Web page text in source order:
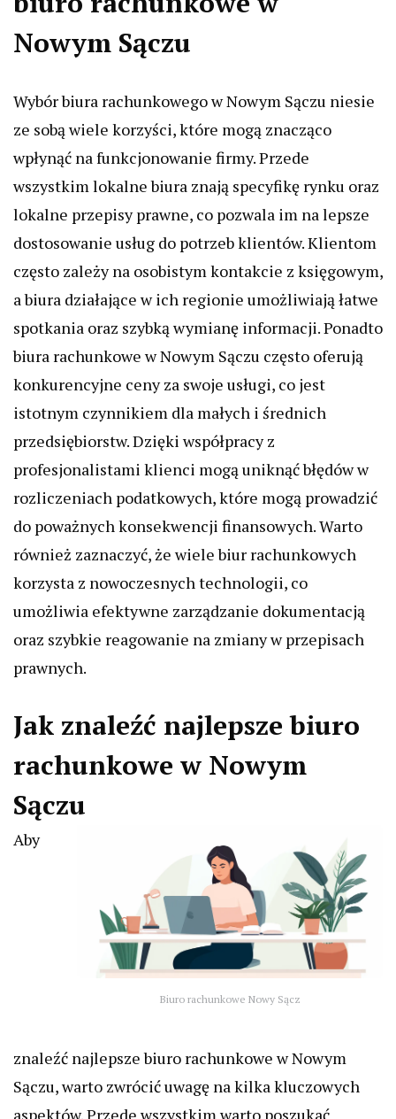
Nowym Sączu
Wybór biura rachunkowego w Nowym Sączu niesie
ze sobą wiele korzyści, które mogą znacząco
wpłynąć na funkcjonowanie firmy. Przede
wszystkim lokalne biura znają specyfikę rynku oraz
lokalne przepisy prawne, co pozwala im na lepsze
dostosowanie usług do potrzeb klientów. Klientom
często zależy na osobistym kontakcie z księgowym,
a biura działające w ich regionie umożliwiają łatwe
spotkania oraz szybką wymianę informacji. Ponadto
biura rachunkowe w Nowym Sączu często oferują
konkurencyjne ceny za swoje usługi, co jest
istotnym czynnikiem dla małych i średnich
przedsiębiorstw. Dzięki współpracy z
profesjonalistami klienci mogą uniknąć błędów w
rozliczeniach podatkowych, które mogą prowadzić
do poważnych konsekwencji finansowych. Warto
również zaznaczyć, że wiele biur rachunkowych
korzysta z nowoczesnych technologii, co
umożliwia efektywne zarządzanie dokumentacją
oraz szybkie reagowanie na zmiany w przepisach
prawnych.
Jak znaleźć najlepsze biuro
rachunkowe w Nowym
Sączu
Biuro rachunkowe Nowy Sącz
Aby
znaleźć najlepsze biuro rachunkowe w Nowym
Sączu, warto zwrócić uwagę na kilka kluczowych